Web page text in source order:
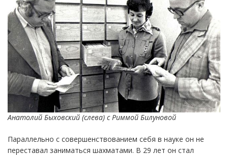
Анатолий Быховский (слева) с Риммой Билуновой
Параллельно с совершенствованием себя в науке он не
переставал заниматься шахматами. В 29 лет он стал